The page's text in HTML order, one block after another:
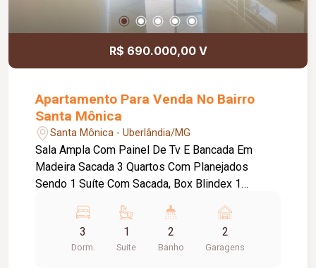
Metragem Privativa: 109,76m². Metragem
Construída: 178,40m².
R$ 690.000,00 V
Apartamento Para Venda No Bairro
Santa Mônica
Santa Mônica - Uberlândia/MG
Sala Ampla Com Painel De Tv E Bancada Em
Madeira Sacada 3 Quartos Com Planejados
Sendo 1 Suíte Com Sacada, Box Blindex 1
Cozinha Com Planejados Área De Serviço Com
Planejados Teto Acabamento Em Gesso
Iluminação Embutida 1 Vaga Garagem
3
Dorm.
1
Suite
2
Banho
2
Garagens